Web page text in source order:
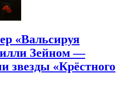
«Вальсируя
Зейном —
звезды «Крёстного